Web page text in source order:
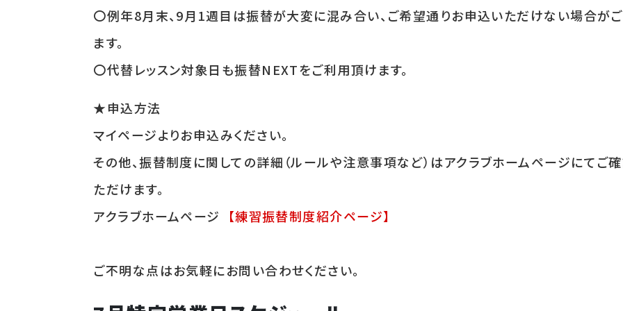
〇例年8月末、9月1週目は振替が大変に混み合い、ご希望通りお申込いただけない場合が
ます。
〇代替レッスン対象日も振替NEXTをご利用頂けます。
★申込方法
マイページよりお申込みください。
その他、振替制度に関しての詳細（ルールや注意事項など）はアクラブホームページにてご
ただけます。
アクラブホームページ
【練習振替制度紹介ページ】
ご不明な点はお気軽にお問い合わせください。